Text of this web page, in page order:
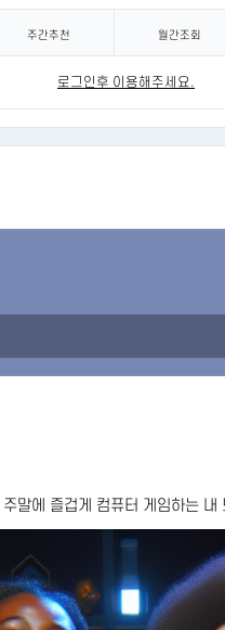
주간추천 월간조회
로그인후 이용해주세요.
주말에 즐겁게 컴퓨터 게임하는 내